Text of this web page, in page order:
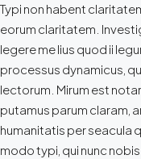
Typi non habent
eorum claritatem.
legere me lius quod ii
processus dynamicus,
lectorum. Mirum est
putamus parum claram,
humanitatis per seacula
modo typi, qui nunc